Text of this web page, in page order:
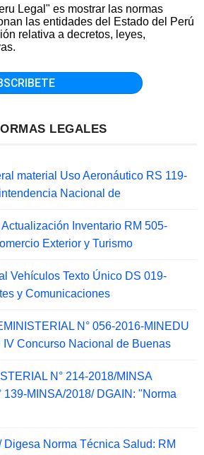
Legal" es mostrar las normas
las entidades del Estado del Perú
relativa a decretos, leyes,
LEGALES
material Uso Aeronáutico RS 119-
Nacional de
Inventario RM 505-
Exterior y Turismo
Vehículos Texto Único DS 019-
y Comunicaciones
N° 056-2016-MINEDU
Concurso Nacional de Buenas
N° 214-2018/MINSA
139-MINSA/2018/ DGAIN: "Norma
Digesa Norma Técnica Salud: RM